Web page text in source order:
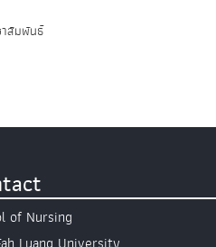
าสัมพันธ์
of Nursing